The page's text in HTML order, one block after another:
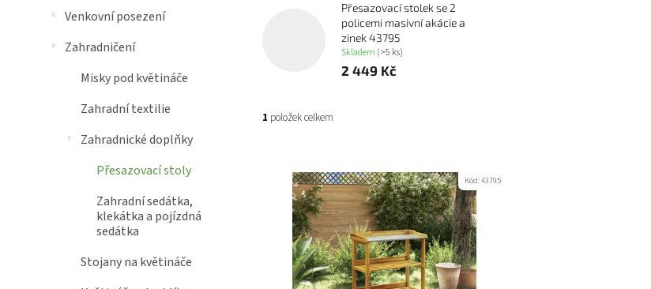
Venkovní posezení
Zahradničení
Misky pod květináče
Zahradní textilie
Zahradnické doplňky
Přesazovací stoly
Zahradní sedátka,
klekátka a pojízdná
sedátka
Stojany na květináče
Přesazovací stolek se 2
policemi masivní akácie a
zinek 43795
Skladem (>5 ks)
2 449 Kč
1 položek celkem
Kód:43795